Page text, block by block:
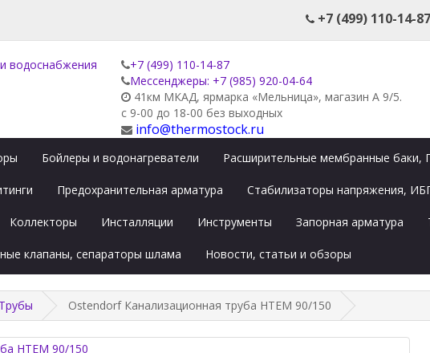
+7 (499) 110-14-87
+7 (499) 110-14-87
Мессенджеры: +7 (985) 920-04-64
41км МКАД, ярмарка «Мельница», магазин А 9/5.
с 9-00 до 18-00 без выходных
info@thermostock.ru
Бойлеры и водонагреватели Расширительные мембранные баки,
Предохранительная арматура Стабилизаторы напряжения,
Коллекторы Инсталляции Инструменты Запорная арматура
клапаны, сепараторы шлама Новости, статьи и обзоры
Трубы Ostendorf Канализационная труба HTEM 90/150